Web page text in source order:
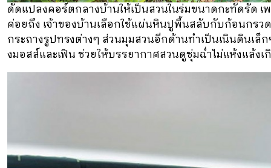
ดัดแปลงคอร์ตกลางบ้านให้เป็นสวนในร่มขนาดกะทัดรัด
ค่อยถึง เจ้าของบ้านเลือกใช้แผ่นหินปูพื้นสลับกับก้อนกร
กระถางรูปทรงต่างๆ ส่วนมุมสวนอีกด้านทําเป็นเนินดินเ
งมอสส์และเฟิน ช่วยให้บรรยากาศสวนดูชุ่มฉ่ำไม่แห้งแล้งเ